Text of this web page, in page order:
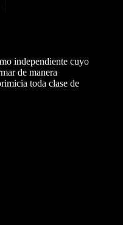
independiente cuyo
de manera
toda clase de